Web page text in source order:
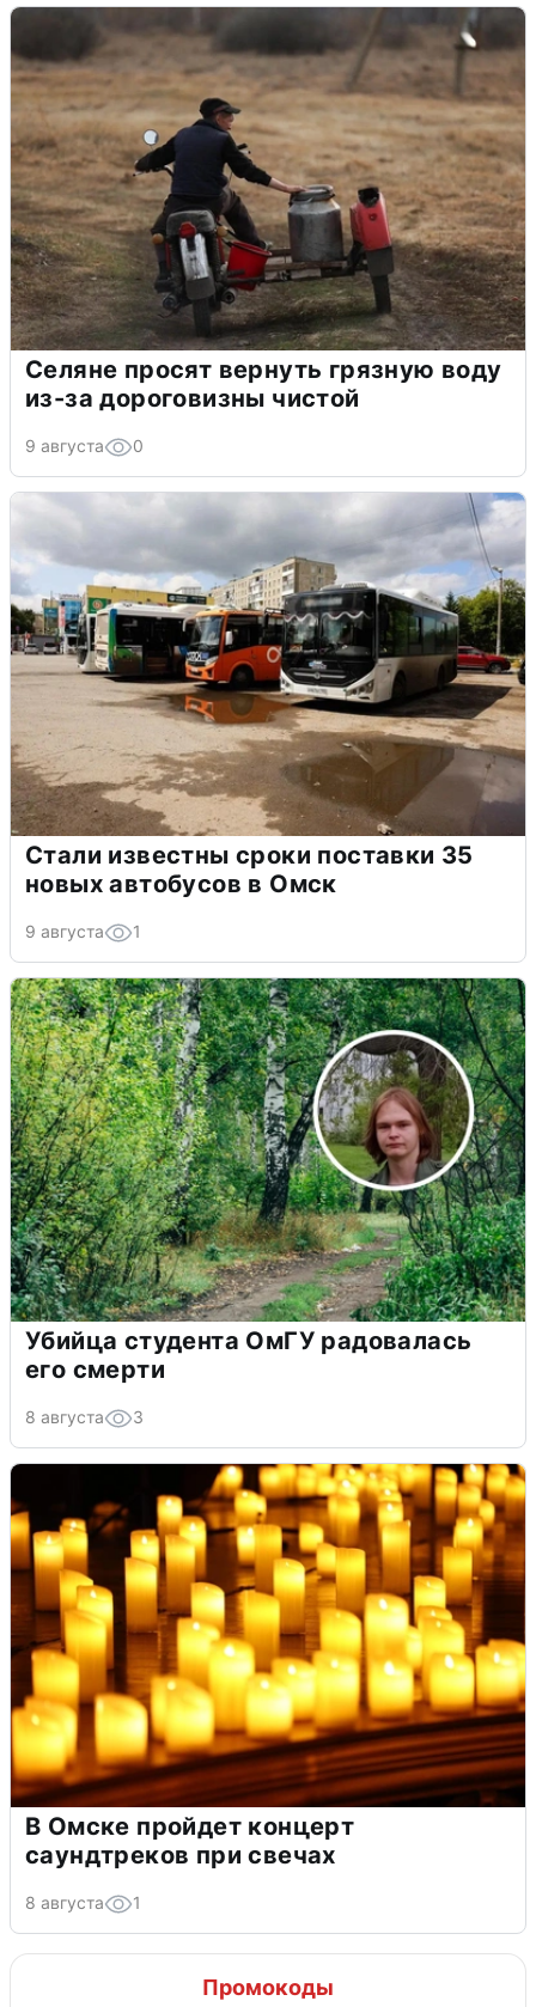
Селяне просят вернуть грязную воду
из-за дороговизны чистой
9 августа 0
Стали известны сроки поставки 35
новых автобусов в Омск
9 августа 1
Убийца студента ОмГУ радовалась
его смерти
8 августа 3
В Омске пройдет концерт
саундтреков при свечах
8 августа 1
Промокоды